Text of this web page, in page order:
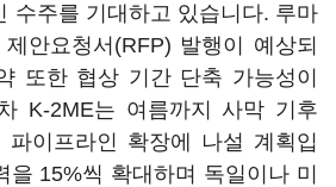
수주를 기대하고 있습니다. 루마
안요청서(RFP) 발행이 예상되
또한 협상 기간 단축 가능성이
K-2ME는 여름까지 사막 기후
파이프라인 확장에 나설 계획입
을 15%씩 확대하며 독일이나 미